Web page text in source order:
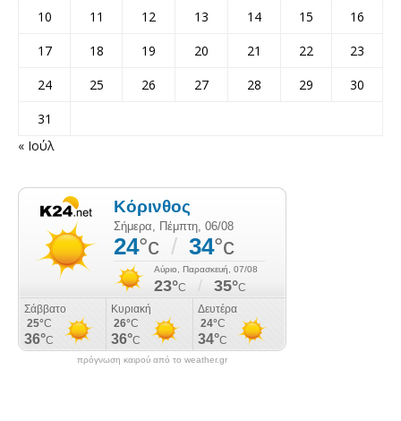
10
11 12 13 14 15
16
17
18 19 20 21 22
23
24
25 26 27 28 29
30
31
« Ιούλ
πρόγνωση καιρού από το weather.gr